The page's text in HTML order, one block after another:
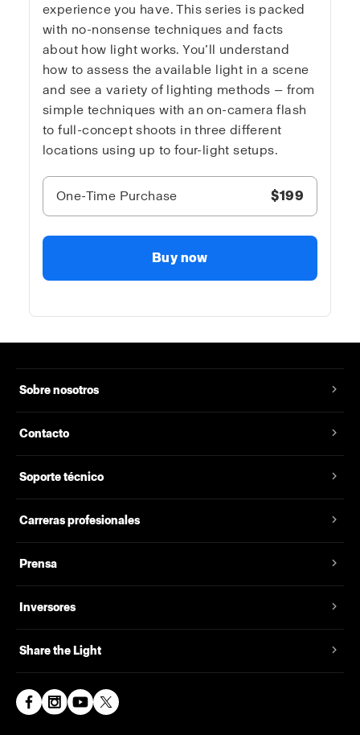
experience you have. This series is packed
with no-nonsense techniques and facts
about how light works. You’ll understand
how to assess the available light in a scene
and see a variety of lighting methods — from
simple techniques with an on-camera flash
to full-concept shoots in three different
locations using up to four-light setups.
One-Time Purchase $199
Buy now
Sobre nosotros
Contacto
Soporte técnico
Carreras profesionales
Prensa
Inversores
Share the Light